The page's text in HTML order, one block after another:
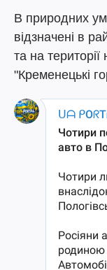
В природних
відзначені в
та на
"Кременецькі